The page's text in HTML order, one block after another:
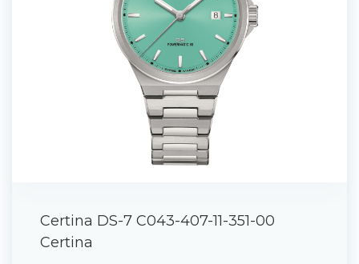
Certina DS-7 C043-407-11-351-00
Certina